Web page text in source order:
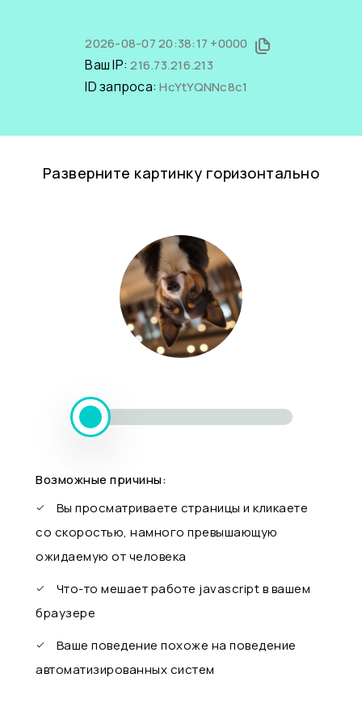
2026-08-07 20:38:17 +0000
Ваш IP:216.73.216.213
ID запроса:HcYtYQNNc8c1
Разверните картинку горизонтально
Возможные причины:
Вы просматриваете страницы и кликаете
со скоростью, намного превышающую
ожидаемую от человека
Что-то мешает работе javascript в вашем
браузере
Ваше поведение похоже на поведение
автоматизированных систем